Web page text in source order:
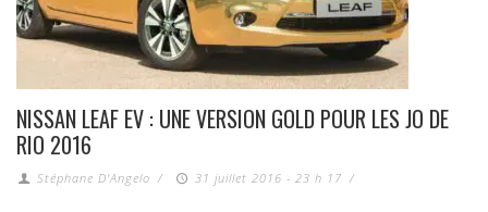
NISSAN LEAF EV : UNE VERSION GOLD POUR LES JO DE
RIO 2016
Stéphane D'Angelo / 31 juillet 2016 - 23 h 17 /